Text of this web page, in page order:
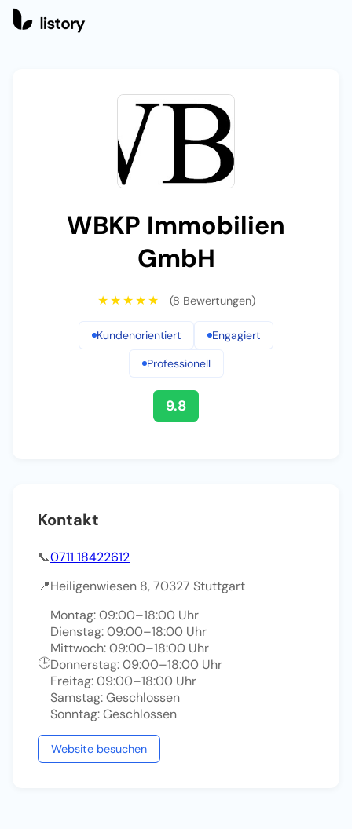
WBKP Immobilien
GmbH
★★★★★ (8 Bewertungen)
Kundenorientiert
Engagiert
Professionell
9.8
Kontakt
📞0711 18422612
📍Heiligenwiesen 8, 70327 Stuttgart
🕒
Montag: 09:00–18:00 Uhr
Dienstag: 09:00–18:00 Uhr
Mittwoch: 09:00–18:00 Uhr
Donnerstag: 09:00–18:00 Uhr
Freitag: 09:00–18:00 Uhr
Samstag: Geschlossen
Sonntag: Geschlossen
Website besuchen